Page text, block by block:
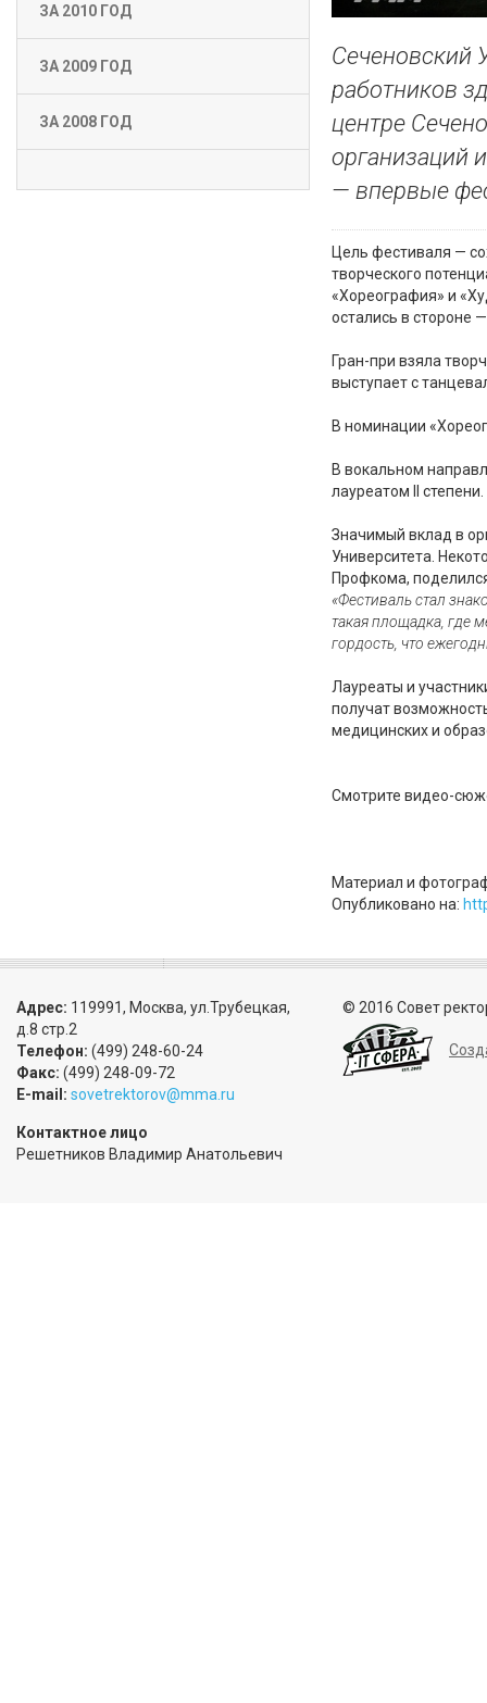
ЗА 2010 ГОД
ЗА 2009 ГОД
ЗА 2008 ГОД
Сеченовский
работников
центре
организаций
— впервые
Цель фестиваля —
творческого
«Хореография» и
остались в стороне
Гран-при взяла
выступает с
В номинации
В вокальном
лауреатом II степени.
Значимый вклад в
Университета.
Профкома,
«Фестиваль стал
такая площадка, где
гордость, что
Лауреаты и
получат
медицинских и
Смотрите видео-
Материал и
Опубликовано на:
Адрес: 119991, Москва, ул.Трубецкая,
д.8 стр.2
Телефон: (499) 248-60-24
Факс: (499) 248-09-72
E-mail: sovetrektorov@mma.ru
Контактное лицо
Решетников Владимир Анатольевич
© 2016 Совет